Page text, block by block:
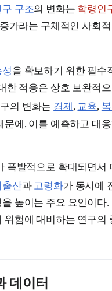
구 구조의 변화는 학령인
가라는 구체적인 사회
을 확보하기 위한 필수
한 적응은 상호 보완적
의 변화는 경제 , 교육, 복
에, 이를 예측하고 대
폭발적으로 확대되면서
출산과 고령화가 동시에
높이는 주요 요인이다.
험에 대비하는 연구의
데이터